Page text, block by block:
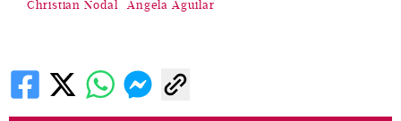
Christian Nodal Ángela Aguilar